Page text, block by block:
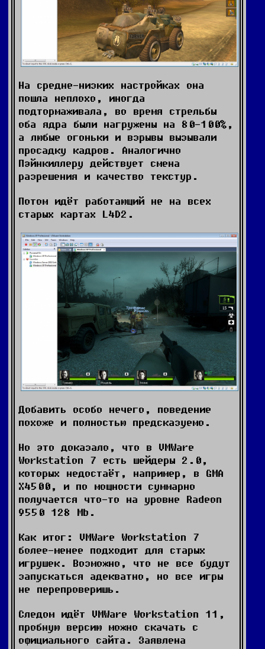
На средне-низких настройках она
пошла неплохо, иногда
подтормаживала, во время стрельбы
оба ядра были нагружены на 80-100%,
а любые огоньки и взрывы вызывали
просадку кадров. Аналогично
Пэйнкиллеру действует смена
разрешения и качество текстур.
Потом идёт работающий не на всех
старых картах L4D2.
Добавить особо нечего, поведение
похоже и полностью предсказуемо.
Но это доказало, что в VMWare
Workstation 7 есть шейдеры 2.0,
которых недостаёт, например, в GMA
X4500, и по мощности суммарно
получается что-то на уровне Radeon
9550 128 Mb.
Как итог: VMWare Workstation 7
более-менее подходит для старых
игрушек. Возможно, что не все будут
запускаться адекватно, но все игры
не перепроверишь.
Следом идёт VMWare Workstation 11,
пробную версию можно скачать с
официального сайта. Заявлена